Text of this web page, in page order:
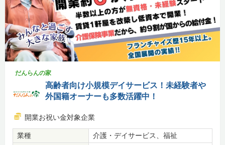
だんらんの家
高齢者向け小規模デイサービス！未経験者や
外国籍オーナーも多数活躍中！
開業お祝い金対象企業
業種
介護・デイサービス、福祉